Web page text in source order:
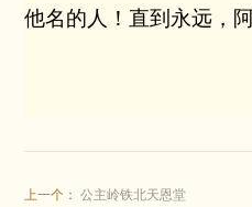
他名的人！直到永远，阿
上一个：公主岭铁北天恩堂